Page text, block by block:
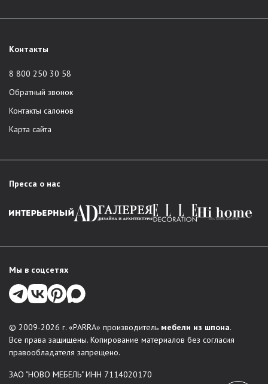
Контакты
8 800 250 30 58
Обратный звонок
Контакты салонов
Карта сайта
Пресса о нас
Мы в соцсетях
© 2009-2026 г. «PARRA» производитель мебели из шпона.
Все права защищены. Копирование материалов без согласия
правообладателя запрещено.
ЗАО "НОВО МЕБЕЛЬ" ИНН 7114020170